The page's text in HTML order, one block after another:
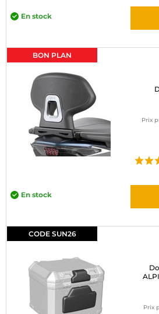
En stock
BON PLAN
Prix
En stock
CODE SUN26
Prix